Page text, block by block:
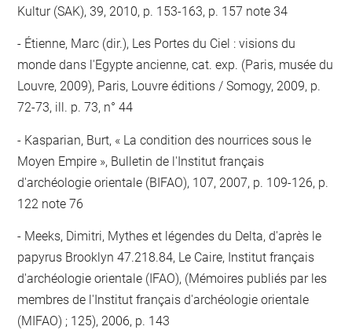
Kultur (SAK), 39, 2010, p. 153-163, p. 157 note 34
Étienne, Marc (dir.), Les Portes du Ciel : visions du
monde dans l'Egypte ancienne, cat. exp. (Paris, musée du
Louvre, 2009), Paris, Louvre éditions / Somogy, 2009, p.
72-73, ill. p. 73, n° 44
Kasparian, Burt, « La condition des nourrices sous le
Moyen Empire », Bulletin de l'Institut français
d'archéologie orientale (BIFAO), 107, 2007, p. 109-126, p.
122 note 76
Meeks, Dimitri, Mythes et légendes du Delta, d'après le
papyrus Brooklyn 47.218.84, Le Caire, Institut français
d'archéologie orientale (IFAO), (Mémoires publiés par les
membres de l'Institut français d'archéologie orientale
(MIFAO) ; 125), 2006, p. 143